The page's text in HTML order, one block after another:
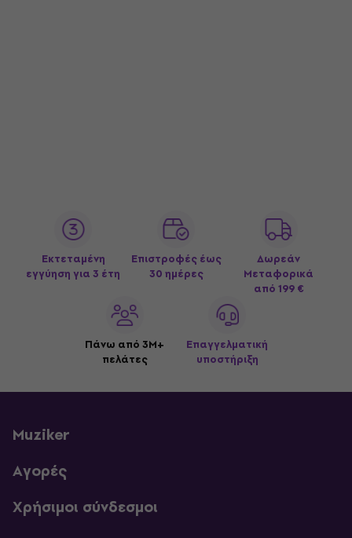
Εκτεταμένη
εγγύηση για 3 έτη
Επιστροφές έως
30 ημέρες
Δωρεάν
Μεταφορικά
από 199 €
Πάνω από 3M+
πελάτες
Επαγγελματική
υποστήριξη
Muziker
Αγορές
Χρήσιμοι σύνδεσμοι